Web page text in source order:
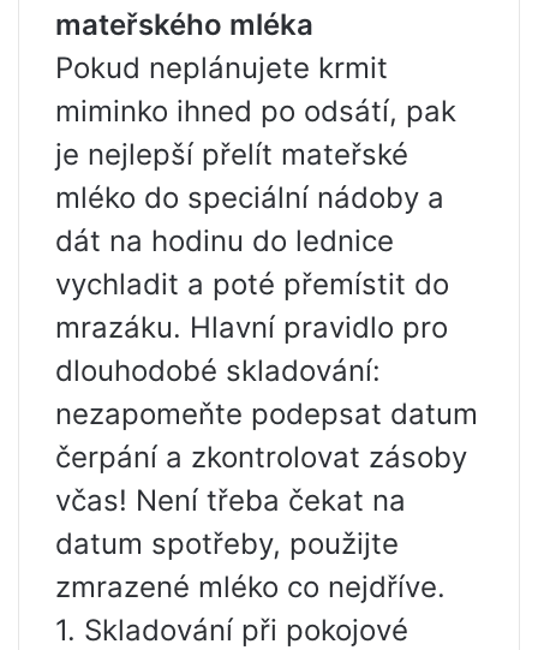
mateřského mléka
Pokud neplánujete krmit
miminko ihned po odsátí, pak
je nejlepší přelít mateřské
mléko do speciální nádoby a
dát na hodinu do lednice
vychladit a poté přemístit do
mrazáku. Hlavní pravidlo pro
dlouhodobé skladování:
nezapomeňte podepsat datum
čerpání a zkontrolovat zásoby
včas! Není třeba čekat na
datum spotřeby, použijte
zmrazené mléko co nejdříve.
1. Skladování při pokojové